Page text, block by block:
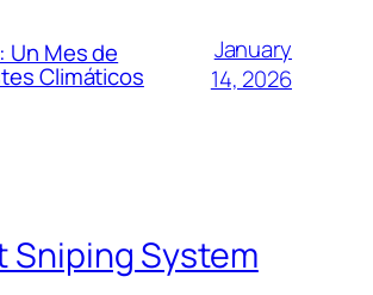
Un Mes de
Climáticos
January
14, 2026
Sniping System